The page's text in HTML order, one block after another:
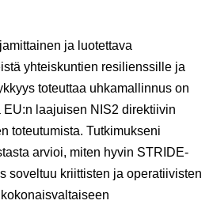
ja luotettava
yhteiskuntien resilienssille ja
toteuttaa uhkamallinnus on
EU:n laajuisen NIS2 direktiivin
toteutumista. Tutkimukseni
arvioi, miten hyvin STRIDE-
soveltuu kriittisten ja operatiivisten